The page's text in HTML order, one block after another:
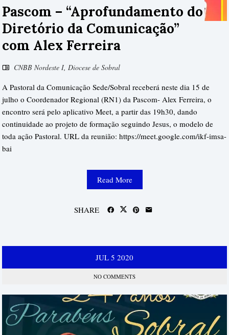
Pascom – “Aprofundamento do
Diretório da Comunicação”
com Alex Ferreira
CNBB Nordeste I Diocese de Sobral
A Pastoral da Comunicação Sede/Sobral receberá neste dia 15 de
julho o Coordenador Regional (RN1) da Pascom- Alex Ferreira, o
encontro será pelo aplicativo Meet, a partir das 19h30, dando
continuidade ao projeto de formação seguindo Jesus, o modelo de
toda ação Pastoral. URL da reunião: https://meet.google.com/ikf-imsa-
bai
Read More
SHARE
JUL 5 2020
NO COMMENTS